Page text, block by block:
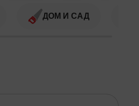
ДОМ И САД